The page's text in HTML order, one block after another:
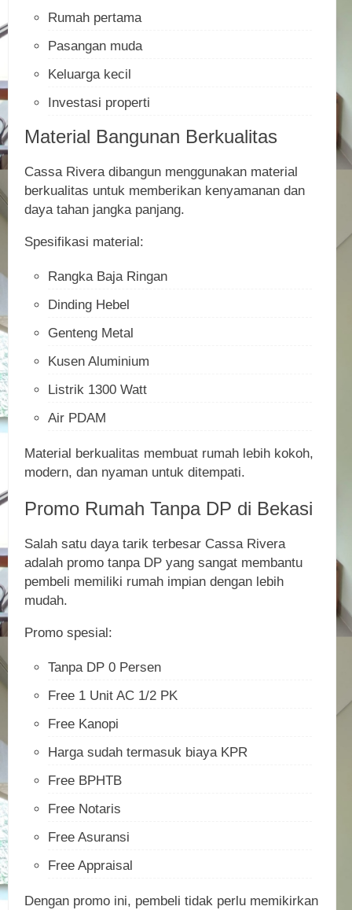
Rumah pertama
Pasangan muda
Keluarga kecil
Investasi properti
Material Bangunan Berkualitas
Cassa Rivera dibangun menggunakan material
berkualitas untuk memberikan kenyamanan dan
daya tahan jangka panjang.
Spesifikasi material:
Rangka Baja Ringan
Dinding Hebel
Genteng Metal
Kusen Aluminium
Listrik 1300 Watt
Air PDAM
Material berkualitas membuat rumah lebih kokoh,
modern, dan nyaman untuk ditempati.
Promo Rumah Tanpa DP di Bekasi
Salah satu daya tarik terbesar Cassa Rivera
adalah promo tanpa DP yang sangat membantu
pembeli memiliki rumah impian dengan lebih
mudah.
Promo spesial:
Tanpa DP 0 Persen
Free 1 Unit AC 1/2 PK
Free Kanopi
Harga sudah termasuk biaya KPR
Free BPHTB
Free Notaris
Free Asuransi
Free Appraisal
Dengan promo ini, pembeli tidak perlu memikirkan